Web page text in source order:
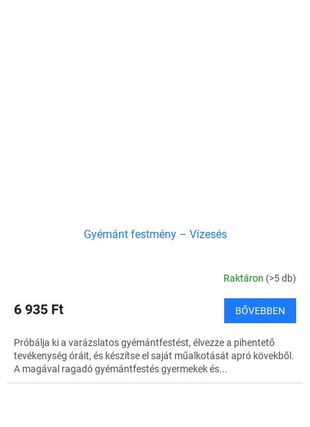
Gyémánt festmény – Vízesés
Raktáron (>5 db)
6 935 Ft BŐVEBBEN
Próbálja ki a varázslatos gyémántfestést, élvezze a pihentető
tevékenység óráit, és készítse el saját műalkotását apró kövekből.
A magával ragadó gyémántfestés gyermekek és...